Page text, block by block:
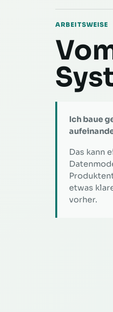
ARBEITSWEISE
Ich baue
Das kann
etwas
vorher.